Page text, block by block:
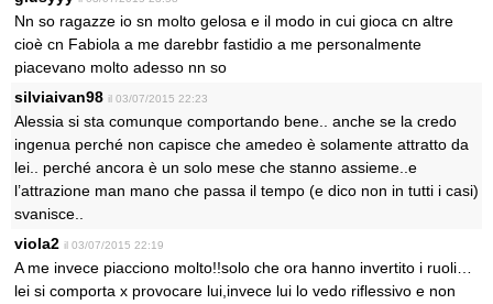
Nn so ragazze io sn molto gelosa e il modo in cui gioca cn altre
cioè cn Fabiola a me darebbr fastidio a me personalmente
piacevano molto adesso nn so
silviaivan98 il 03/07/2015 22:23
Alessia si sta comunque comportando bene.. anche se la credo
ingenua perché non capisce che amedeo è solamente attratto da
lei.. perché ancora è un solo mese che stanno assieme..e
l’attrazione man mano che passa il tempo (e dico non in tutti i casi)
svanisce..
viola2 il 03/07/2015 22:19
A me invece piacciono molto!!solo che ora hanno invertito i ruoli…
lei si comporta x provocare lui,invece lui lo vedo riflessivo e non